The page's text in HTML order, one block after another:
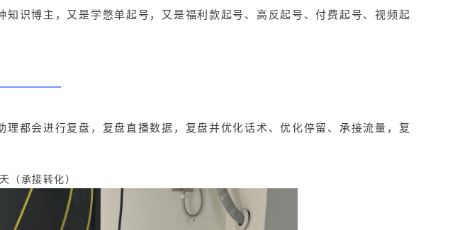
识博主，又是学憋单起号，又是福利款起号、高反起号、付费起号、视频起
都会进行复盘，复盘直播数据，复盘并优化话术、优化停留、承接流量，复
（承接转化）